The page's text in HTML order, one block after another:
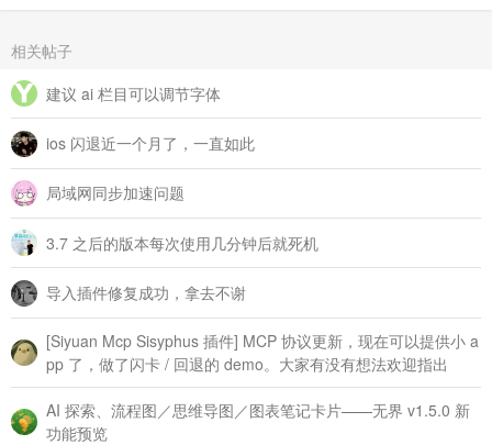
相关帖子
建议 ai 栏目可以调节字体
ios 闪退近一个月了，一直如此
局域网同步加速问题
3.7 之后的版本每次使用几分钟后就死机
导入插件修复成功，拿去不谢
[Siyuan Mcp Sisyphus 插件] MCP 协议更新，现在可以提供小 a
pp 了，做了闪卡 / 回退的 demo。大家有没有想法欢迎指出
AI 探索、流程图／思维导图／图表笔记卡片——无界 v1.5.0 新
功能预览